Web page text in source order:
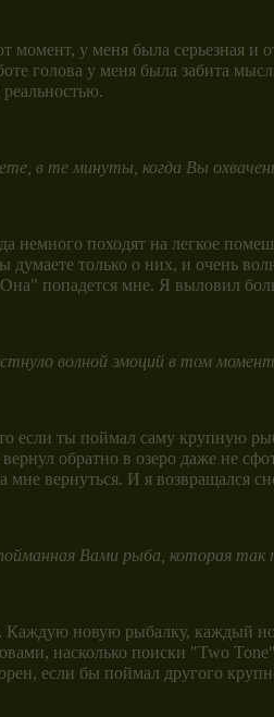
момент, у меня была серьезная и
голова у меня была забита
реальностью.
в те минуты, когда Вы
немного походят на легкое
думаете только о них, и очень
попадется мне. Я выловил
волной эмоций в том
если ты поймал саму крупную
вернул обратно в озеро даже не
мне вернуться. И я
Вами рыба, которая так
Каждую новую рыбалку, каждый
насколько поиски "Two
если бы поймал другого